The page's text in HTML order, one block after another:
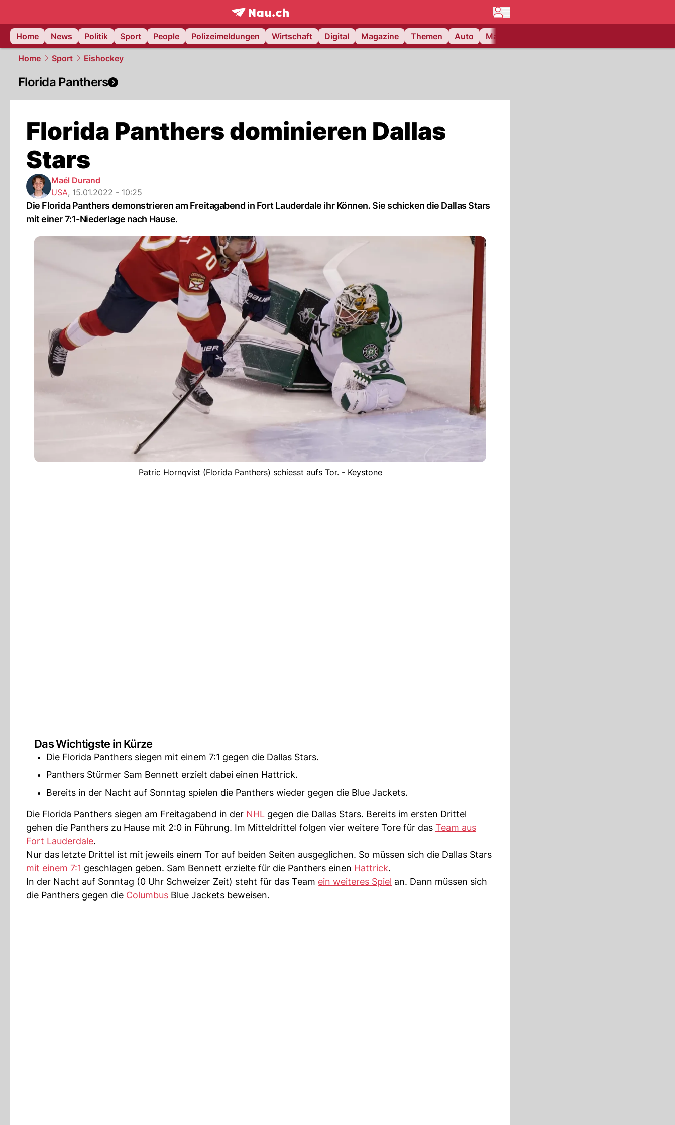
frontpage.NAU.ch
Home
News Politik Sport People Polizeimeldungen Wirtschaft Digital Magazine Themen Auto Matchcenter
Home Sport Eishockey
Florida Panthers
Florida Panthers dominieren Dallas
Stars
Maél Durand
USA, 15.01.2022 - 10:25
Die Florida Panthers demonstrieren am Freitagabend in Fort Lauderdale ihr Können. Sie schicken die Dallas Stars
mit einer 7:1-Niederlage nach Hause.
Patric Hornqvist (Florida Panthers) schiesst aufs Tor. - Keystone
Das Wichtigste in Kürze
Die Florida Panthers siegen mit einem 7:1 gegen die Dallas Stars.
Panthers Stürmer Sam Bennett erzielt dabei einen Hattrick.
Bereits in der Nacht auf Sonntag spielen die Panthers wieder gegen die Blue Jackets.
Die Florida Panthers siegen am Freitagabend in der NHL gegen die Dallas Stars. Bereits im ersten Drittel
gehen die Panthers zu Hause mit 2:0 in Führung. Im Mitteldrittel folgen vier weitere Tore für das Team aus
Fort Lauderdale.
Nur das letzte Drittel ist mit jeweils einem Tor auf beiden Seiten ausgeglichen. So müssen sich die Dallas Stars
mit einem 7:1 geschlagen geben. Sam Bennett erzielte für die Panthers einen Hattrick.
In der Nacht auf Sonntag (0 Uhr Schweizer Zeit) steht für das Team ein weiteres Spiel an. Dann müssen sich
die Panthers gegen die Columbus Blue Jackets beweisen.